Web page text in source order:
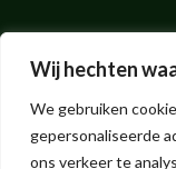
Wij hechten
We gebruiken
gepersonaliseerde
ons verkeer te
Bioethanolshop -
Hendrik ter